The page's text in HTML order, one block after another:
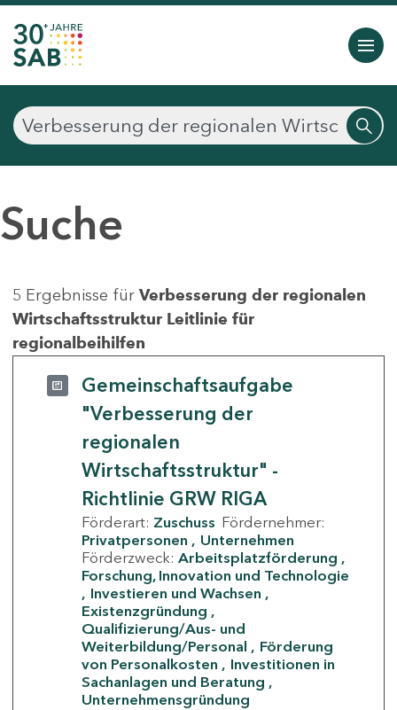
Suche
5 Ergebnisse für Verbesserung der regionalen
Wirtschaftsstruktur Leitlinie für
regionalbeihilfen
Gemeinschaftsaufgabe
"Verbesserung der
regionalen
Wirtschaftsstruktur" -
Richtlinie GRW RIGA
Förderart: Zuschuss Fördernehmer:
Privatpersonen
Unternehmen
Förderzweck: Arbeitsplatzförderung
Forschung, Innovation und Technologie
Investieren und Wachsen
Existenzgründung
Qualifizierung/Aus- und
Weiterbildung/Personal
Förderung
von Personalkosten
Investitionen in
Sachanlagen und Beratung
Unternehmensgründung